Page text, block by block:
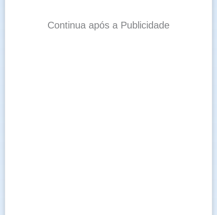
Continua após a Publicidade